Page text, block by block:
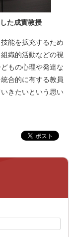
た成實教授
能を拡充するため
織的活動などの視
もの心理や発達な
合的に有する教員
きたいという思い